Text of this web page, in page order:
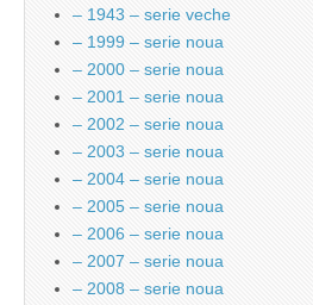
– 1943 – serie veche
– 1999 – serie noua
– 2000 – serie noua
– 2001 – serie noua
– 2002 – serie noua
– 2003 – serie noua
– 2004 – serie noua
– 2005 – serie noua
– 2006 – serie noua
– 2007 – serie noua
– 2008 – serie noua